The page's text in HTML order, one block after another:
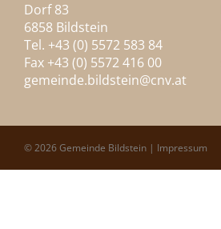
Dorf 83
6858 Bildstein
Tel. +43 (0) 5572 583 84
Fax +43 (0) 5572 416 00
gemeinde.bildstein@cnv.at
© 2026 Gemeinde Bildstein | Impressum